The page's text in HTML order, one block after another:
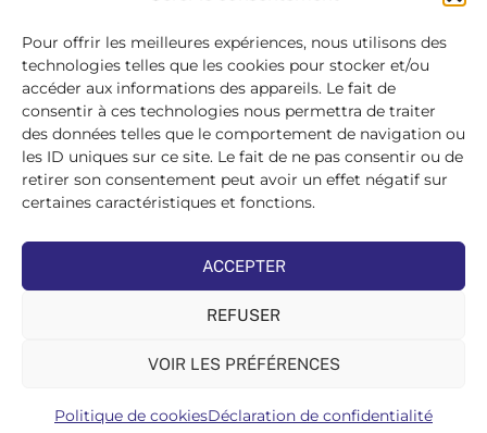
Pour offrir les meilleures expériences, nous utilisons des
technologies telles que les cookies pour stocker et/ou
accéder aux informations des appareils. Le fait de
consentir à ces technologies nous permettra de traiter
des données telles que le comportement de navigation ou
les ID uniques sur ce site. Le fait de ne pas consentir ou de
retirer son consentement peut avoir un effet négatif sur
certaines caractéristiques et fonctions.
ACCEPTER
REFUSER
VOIR LES PRÉFÉRENCES
Politique de cookiesDéclaration de confidentialité
Fédération des Distributeurs
de Matériaux de Construction
215 bis, boulevard Saint-Germain
75007 PARIS
Tél : 01 45 48 28 44
Suivez-nous sur les réseaux sociaux :